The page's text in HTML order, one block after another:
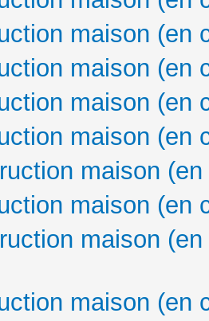
maison (en
maison (en
maison (en
maison (en
maison
maison (en
maison
maison (en